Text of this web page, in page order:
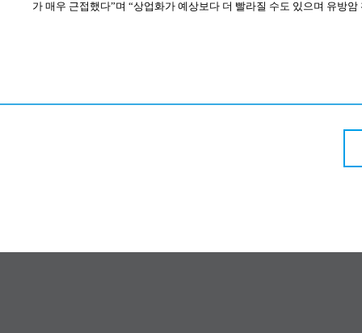
가 매우 근접했다”며 “상업화가 예상보다 더 빨라질 수도 있으며 유방